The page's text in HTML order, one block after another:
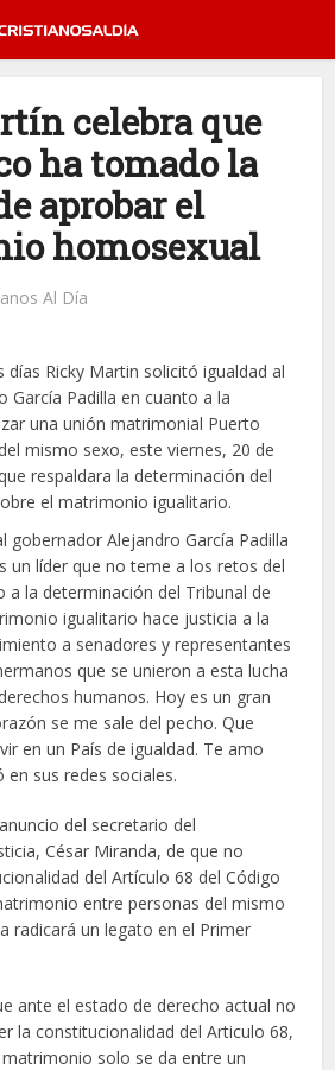
celebra que
ha tomado la
aprobar el
homosexual
Al Día
días Ricky Martin solicitó igualdad al
García Padilla en cuanto a la
una unión matrimonial Puerto
mismo sexo, este viernes, 20 de
respaldara la determinación del
el matrimonio igualitario.
gobernador Alejandro García Padilla
un líder que no teme a los retos del
a la determinación del Tribunal de
igualitario hace justicia a la
a senadores y representantes
que se unieron a esta lucha
humanos. Hoy es un gran
se me sale del pecho. Que
en un País de igualdad. Te amo
en sus redes sociales.
del secretario del
César Miranda, de que no
del Artículo 68 del Código
entre personas del mismo
radicará un legato en el Primer
ante el estado de derecho actual no
la constitucionalidad del Articulo 68,
solo se da entre un